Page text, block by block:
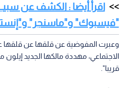
اقرأ أيضا : الكشف عن
"فيسبوك" و"ماسنجر"
وعبرت المفوضية عن قلقها عن قلقها
الاجتماعي، مهددة مالكها الجديد
قريبا".